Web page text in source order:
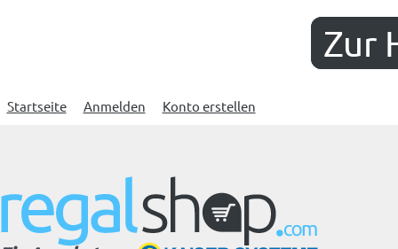
Zur
Startseite Anmelden Konto erstellen